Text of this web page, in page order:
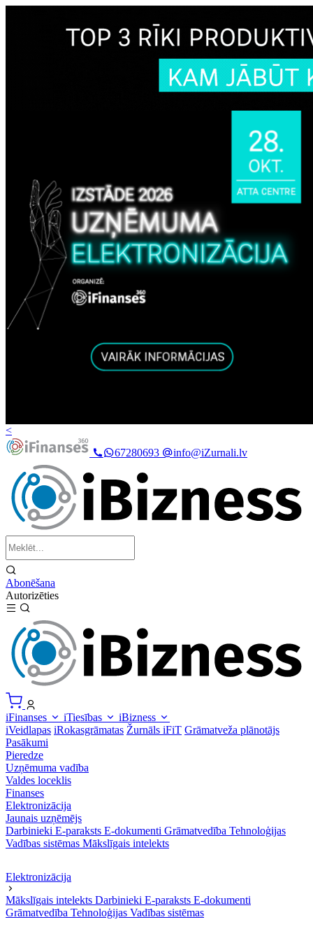
<
67280693
info@iZurnali.lv
Abonēšana
Autorizēties
iFinanses iTiesības
iBizness
iVeidlapas iRokasgrāmatas Žurnāls iFiT Grāmatveža plānotājs
Pasākumi
Pieredze
Uzņēmuma vadība
Valdes loceklis
Finanses
Elektronizācija
Jaunais uzņēmējs
Darbinieki E-paraksts E-dokumenti Grāmatvedība Tehnoloģijas
Vadības sistēmas Mākslīgais intelekts
Elektronizācija
Mākslīgais intelekts Darbinieki E-paraksts E-dokumenti
Grāmatvedība Tehnoloģijas Vadības sistēmas